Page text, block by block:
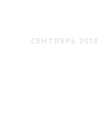
СЕНТЯБРЬ 2018